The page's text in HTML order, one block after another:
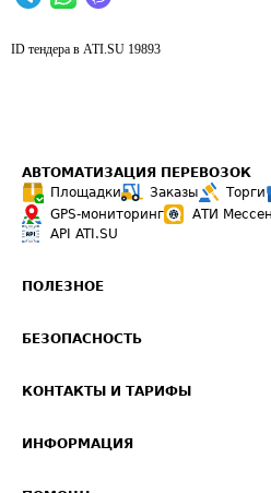
ID тендера в ATI.SU 19893
АВТОМАТИЗАЦИЯ ПЕРЕВОЗОК
Площадки
Заказы Торги
GPS-мониторинг
АТИ
API ATI.SU
ПОЛЕЗНОЕ
Звезды ATI.SU на вашем сайте
Средние ставки
БЕЗОПАСНОСТЬ
Светофор+
КОНТАКТЫ И ТАРИФЫ
Реклама на сайте
ИНФОРМАЦИЯ